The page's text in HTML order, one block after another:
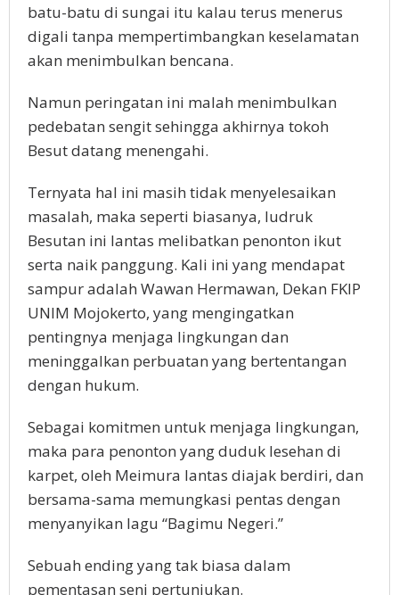
batu-batu di sungai itu kalau terus menerus
digali tanpa mempertimbangkan keselamatan
akan menimbulkan bencana.
Namun peringatan ini malah menimbulkan
pedebatan sengit sehingga akhirnya tokoh
Besut datang menengahi.
Ternyata hal ini masih tidak menyelesaikan
masalah, maka seperti biasanya, ludruk
Besutan ini lantas melibatkan penonton ikut
serta naik panggung. Kali ini yang mendapat
sampur adalah Wawan Hermawan, Dekan FKIP
UNIM Mojokerto, yang mengingatkan
pentingnya menjaga lingkungan dan
meninggalkan perbuatan yang bertentangan
dengan hukum.
Sebagai komitmen untuk menjaga lingkungan,
maka para penonton yang duduk lesehan di
karpet, oleh Meimura lantas diajak berdiri, dan
bersama-sama memungkasi pentas dengan
menyanyikan lagu “Bagimu Negeri.”
Sebuah ending yang tak biasa dalam
pementasan seni pertunjukan.